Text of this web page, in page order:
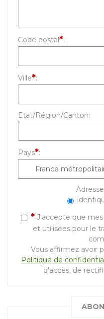
Code postal*:
Ville*:
Etat/Région/Canton:
Pays*:
* J'accepte que
et utilisées pour le
Vous affirmez avoir
Politique de
d'accès, de